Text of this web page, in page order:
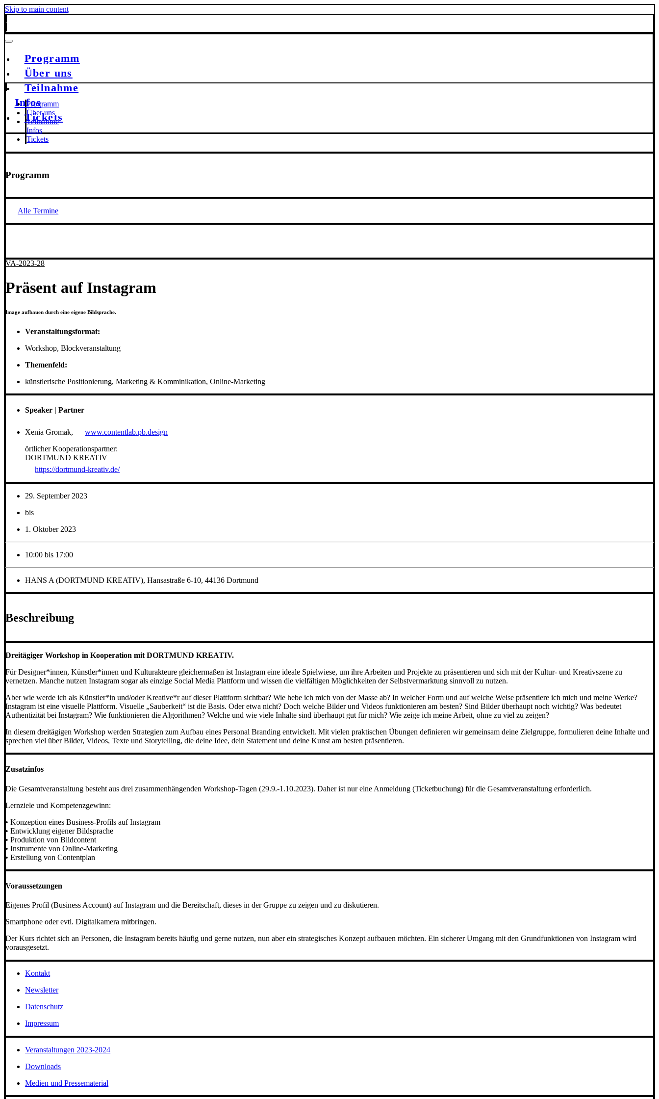
Skip to main content
Programm
Über uns
Teilnahme
Infos
Tickets
Programm
Über uns
Teilnahme
Infos
Tickets
Programm
Alle Termine
VA-2023-28
Präsent auf Instagram
Image aufbauen durch eine eigene Bildsprache.
Veranstaltungsformat:
Workshop, Blockveranstaltung
Themenfeld:
künstlerische Positionierung, Marketing & Komminikation, Online-Marketing
Speaker | Partner
Xenia Gromak,
www.contentlab.pb.design
örtlicher Kooperationspartner:
DORTMUND KREATIV
https://dortmund-kreativ.de/
29. September 2023
bis
1. Oktober 2023
10:00 bis 17:00
HANS A (DORTMUND KREATIV), Hansastraße 6-10, 44136 Dortmund
Beschreibung
Dreitägiger Workshop in Kooperation mit DORTMUND KREATIV.
Für Designer*innen, Künstler*innen und Kulturakteure gleichermaßen ist Instagram eine ideale Spielwiese, um ihre Arbeiten und Projekte zu präsentieren und sich mit der Kultur- und Kreativszene zu
vernetzen. Manche nutzen Instagram sogar als einzige Social Media Plattform und wissen die vielfältigen Möglichkeiten der Selbstvermarktung sinnvoll zu nutzen.
Aber wie werde ich als Künstler*in und/oder Kreative*r auf dieser Plattform sichtbar? Wie hebe ich mich von der Masse ab? In welcher Form und auf welche Weise präsentiere ich mich und meine Werke?
Instagram ist eine visuelle Plattform. Visuelle „Sauberkeit“ ist die Basis. Oder etwa nicht? Doch welche Bilder und Videos funktionieren am besten? Sind Bilder überhaupt noch wichtig? Was bedeutet
Authentizität bei Instagram? Wie funktionieren die Algorithmen? Welche und wie viele Inhalte sind überhaupt gut für mich? Wie zeige ich meine Arbeit, ohne zu viel zu zeigen?
In diesem dreitägigen Workshop werden Strategien zum Aufbau eines Personal Branding entwickelt. Mit vielen praktischen Übungen definieren wir gemeinsam deine Zielgruppe, formulieren deine Inhalte und
sprechen viel über Bilder, Videos, Texte und Storytelling, die deine Idee, dein Statement und deine Kunst am besten präsentieren.
Zusatzinfos
Die Gesamtveranstaltung besteht aus drei zusammenhängenden Workshop-Tagen (29.9.-1.10.2023). Daher ist nur eine Anmeldung (Ticketbuchung) für die Gesamtveranstaltung erforderlich.
Lernziele und Kompetenzgewinn:
• Konzeption eines Business-Profils auf Instagram
• Entwicklung eigener Bildsprache
• Produktion von Bildcontent
• Instrumente von Online-Marketing
• Erstellung von Contentplan
Voraussetzungen
Eigenes Profil (Business Account) auf Instagram und die Bereitschaft, dieses in der Gruppe zu zeigen und zu diskutieren.
Smartphone oder evtl. Digitalkamera mitbringen.
Der Kurs richtet sich an Personen, die Instagram bereits häufig und gerne nutzen, nun aber ein strategisches Konzept aufbauen möchten. Ein sicherer Umgang mit den Grundfunktionen von Instagram wird
vorausgesetzt.
Kontakt
Newsletter
Datenschutz
Impressum
Veranstaltungen 2023-2024
Downloads
Medien und Pressematerial